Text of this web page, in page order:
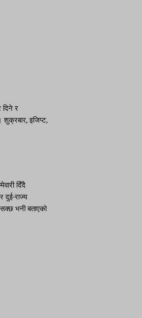
दिने र
शुक्रबार, इजिप्ट,
दिँदै
दुई-राज्य
भनी बताएको